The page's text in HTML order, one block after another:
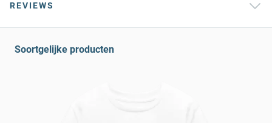
REVIEWS
Soortgelijke producten